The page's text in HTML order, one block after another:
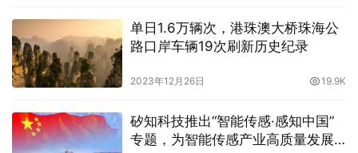
单日1.6万辆次，港珠澳大桥珠海公
路口岸车辆19次刷新历史纪录
2023年12月26日 19.9K
矽知科技推出“智能传感·感知中国”
专题，为智能传感产业高质量发展